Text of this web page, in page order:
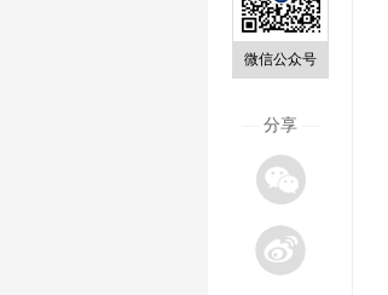
微信公众号
分享